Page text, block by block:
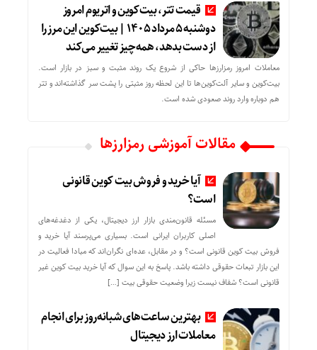
قیمت تتر، بیت‌کوین و اتریوم امروز
دوشنبه ۵ مرداد ۱۴۰۵ | بیت‌کوین این مرز را
از دست بدهد، همه‌چیز تغییر می‌کند
معاملات امروز رمزارز‌ها حاکی از شروع یک روند مثبت و سبز در بازار است.
بیت‌کوین و سایر آلت‌کوین‌ها تا این لحظه روز مثبتی را پشت سر گذاشته‌اند و تتر
هم دوباره وارد روند صعودی شده است.
مقالات آموزشی رمزارزها
آیا خرید و فروش بیت کوین قانونی
است؟
مسئله قانون‌مندی بازار ارز دیجیتال، یکی از دغدغه‌های
اصلی کاربران ایرانی است. بسیاری می‌پرسند آیا خرید و
فروش بیت کوین قانونی است؟ و در مقابل، عده‌ای نگران‌اند که مبادا فعالیت در
این بازار تبعات حقوقی داشته باشد. پاسخ به این سوال که آیا خرید بیت کوین غیر
قانونی است؟ شفاف نیست زیرا وضعیت حقوقی بیت‌ […]
بهترین ساعت‌های شبانه‌روز برای انجام
معاملات ارز دیجیتال